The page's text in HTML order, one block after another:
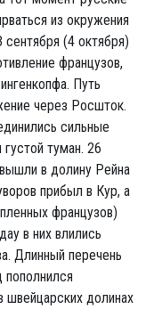
из окружения
(4 октября)
французов,
Путь
через Росшток.
сильные
туман. 26
в долину Рейна
прибыл в Кур, а
французов)
в них влились
Длинный перечень
пополнился
швейцарских долинах